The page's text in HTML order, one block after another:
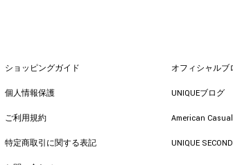
ショッピングガイド
個人情報保護
ご利用規約
特定商取引に関する表記
オフィシャルブ
UNIQUEブログ
American
UNIQUE